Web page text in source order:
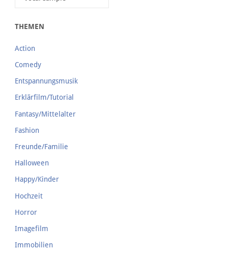
THEMEN
Action
Comedy
Entspannungsmusik
Erklärfilm/Tutorial
Fantasy/Mittelalter
Fashion
Freunde/Familie
Halloween
Happy/Kinder
Hochzeit
Horror
Imagefilm
Immobilien